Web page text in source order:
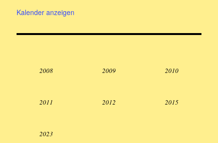
Kalender anzeigen
2008 2009 2010
2011 2012 2015
2023